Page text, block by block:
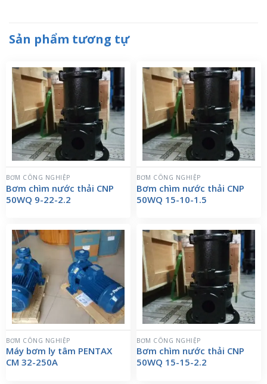
Sản phẩm tương tự
BƠM CÔNG NGHIỆP
Bơm chìm nước thải CNP
50WQ 9-22-2.2
BƠM CÔNG NGHIỆP
Bơm chìm nước thải CNP
50WQ 15-10-1.5
BƠM CÔNG NGHIỆP
Máy bơm ly tâm PENTAX
CM 32-250A
BƠM CÔNG NGHIỆP
Bơm chìm nước thải CNP
50WQ 15-15-2.2